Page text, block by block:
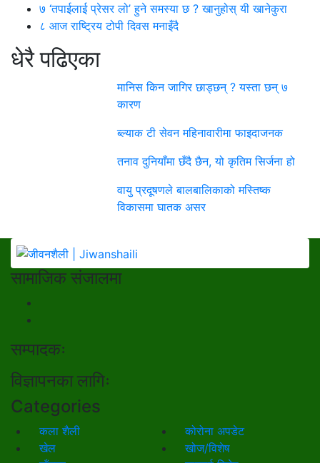
७ ‘तपाईलाई प्रेसर लो’ हुने समस्या छ ? खानुहोस् यी खानेकुरा
८ आज राष्ट्रिय टोपी दिवस मनाइँदै
धेरै पढिएका
मानिस किन जागिर छाड्छन् ? यस्ता छन् ७
कारण
ब्ल्याक टी सेवन महिनावारीमा फाइदाजनक
तनाव दुनियाँमा छँदै छैन, यो कृतिम सिर्जना हो
वायु प्रदूषणले बालबालिकाको मस्तिष्क
विकासमा घातक असर
सामाजिक संजालमा
सम्पादकः
विज्ञापनका लागिः
Categories
कला शैली
कोरोना अपडेट
खेल
खोज/विशेष